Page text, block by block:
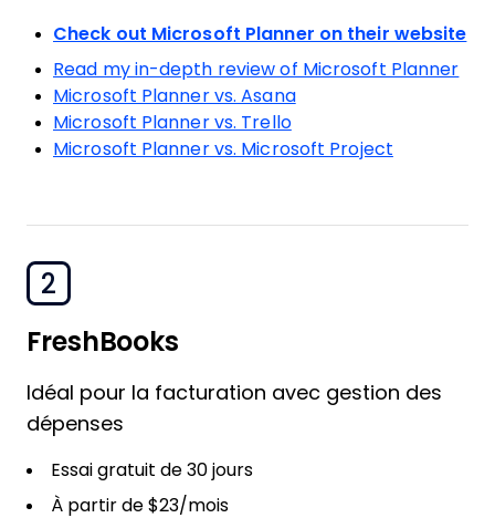
Check out Microsoft Planner on their website
Read my in-depth review of Microsoft Planner
Microsoft Planner vs. Asana
Microsoft Planner vs. Trello
Microsoft Planner vs. Microsoft Project
2
FreshBooks
Idéal pour la facturation avec gestion des
dépenses
Essai gratuit de 30 jours
À partir de $23/mois